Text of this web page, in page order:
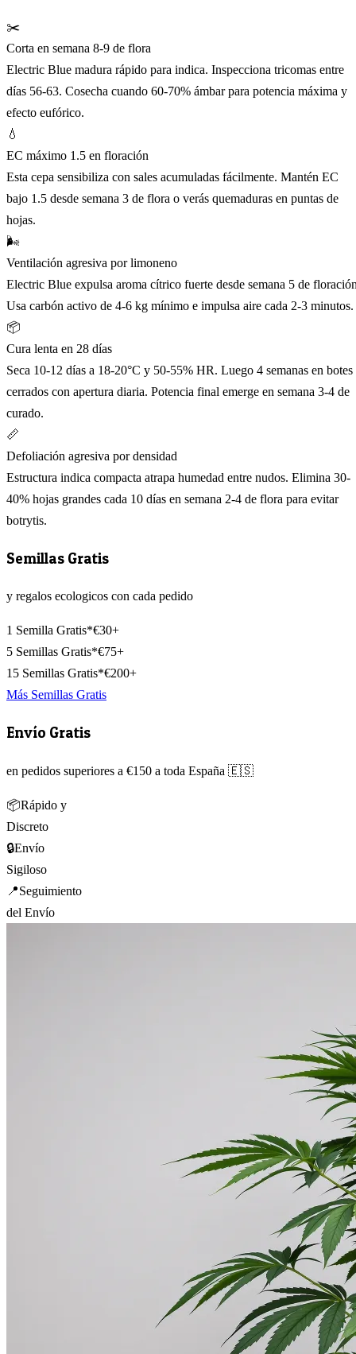
✂️
Corta en semana 8-9 de flora
Electric Blue madura rápido para indica. Inspecciona tricomas entre
días 56-63. Cosecha cuando 60-70% ámbar para potencia máxima y
efecto eufórico.
💧
EC máximo 1.5 en floración
Esta cepa sensibiliza con sales acumuladas fácilmente. Mantén EC
bajo 1.5 desde semana 3 de flora o verás quemaduras en puntas de
hojas.
🌬️
Ventilación agresiva por limoneno
Electric Blue expulsa aroma cítrico fuerte desde semana 5 de
Usa carbón activo de 4-6 kg mínimo e impulsa aire cada 2-3 minutos.
📦
Cura lenta en 28 días
Seca 10-12 días a 18-20°C y 50-55% HR. Luego 4 semanas en botes
cerrados con apertura diaria. Potencia final emerge en semana 3-4 de
curado.
📏
Defoliación agresiva por densidad
Estructura indica compacta atrapa humedad entre nudos. Elimina 30-
40% hojas grandes cada 10 días en semana 2-4 de flora para evitar
botrytis.
Semillas Gratis
y regalos ecologicos con cada pedido
1 Semilla Gratis*€30+
5 Semillas Gratis*€75+
15 Semillas Gratis*€200+
Más Semillas Gratis
Envío Gratis
en pedidos superiores a €150 a toda España 🇪🇸
📦Rápido y
Discreto
🔒Envío
Sigiloso
📍Seguimiento
del Envío